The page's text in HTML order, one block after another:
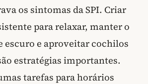
os sintomas da SPI. Criar
para relaxar, manter o
escuro e aproveitar cochilos
estratégias importantes.
tarefas para horários